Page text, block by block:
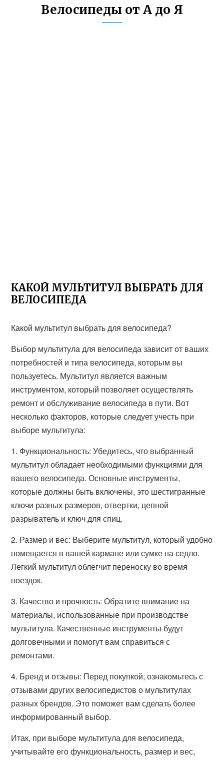
Велосипеды от А до Я
КАКОЙ МУЛЬТИТУЛ ВЫБРАТЬ ДЛЯ
ВЕЛОСИПЕДА
Какой мультитул выбрать для велосипеда?
Выбор мультитула для велосипеда зависит от ваших
потребностей и типа велосипеда, которым вы
пользуетесь. Мультитул является важным
инструментом, который позволяет осуществлять
ремонт и обслуживание велосипеда в пути. Вот
несколько факторов, которые следует учесть при
выборе мультитула:
1. Функциональность: Убедитесь, что выбранный
мультитул обладает необходимыми функциями для
вашего велосипеда. Основные инструменты,
которые должны быть включены, это шестигранные
ключи разных размеров, отвертки, цепной
разрыватель и ключ для спиц.
2. Размер и вес: Выберите мультитул, который удобно
помещается в вашей кармане или сумке на седло.
Легкий мультитул облегчит переноску во время
поездок.
3. Качество и прочность: Обратите внимание на
материалы, использованные при производстве
мультитула. Качественные инструменты будут
долговечными и помогут вам справиться с
ремонтами.
4. Бренд и отзывы: Перед покупкой, ознакомьтесь с
отзывами других велосипедистов о мультитулах
разных брендов. Это поможет вам сделать более
информированный выбор.
Итак, при выборе мультитула для велосипеда,
учитывайте его функциональность, размер и вес,